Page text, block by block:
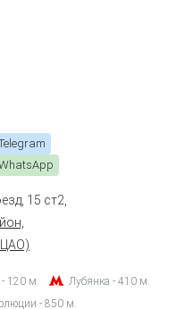
15 ст2,
120 м.
Лубянка - 410 м.
- 850 м.